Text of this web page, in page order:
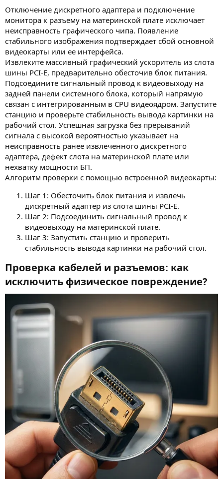
Отключение дискретного адаптера и подключение
монитора к разъему на материнской плате исключает
неисправность графического чипа. Появление
стабильного изображения подтверждает сбой основной
видеокарты или ее интерфейса.
Извлеките массивный графический ускоритель из слота
шины PCI-E, предварительно обесточив блок питания.
Подсоедините сигнальный провод к видеовыходу на
задней панели системного блока, который напрямую
связан с интегрированным в CPU видеоядром. Запустите
станцию и проверьте стабильность вывода картинки на
рабочий стол. Успешная загрузка без прерываний
сигнала с высокой вероятностью указывает на
неисправность ранее извлеченного дискретного
адаптера, дефект слота на материнской плате или
нехватку мощности БП.
Алгоритм проверки с помощью встроенной видеокарты:
Шаг 1: Обесточить блок питания и извлечь
дискретный адаптер из слота шины PCI-E.
Шаг 2: Подсоединить сигнальный провод к
видеовыходу на материнской плате.
Шаг 3: Запустить станцию и проверить
стабильность вывода картинки на рабочий стол.
Проверка кабелей и разъемов: как
исключить физическое повреждение?​